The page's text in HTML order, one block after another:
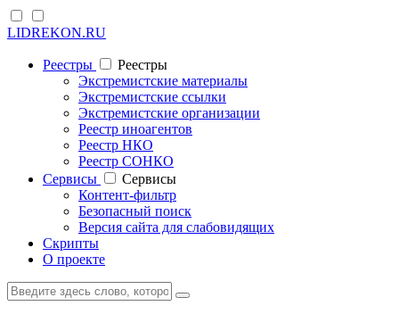
LIDREKON.RU
Реестры
Реестры
Экстремистские материалы
Экстремистские ссылки
Экстремистские организации
Реестр иноагентов
Реестр НКО
Реестр СОНКО
Cервисы
Cервисы
Контент-фильтр
Безопасный поиск
Версия сайта для слабовидящих
Скрипты
О проекте